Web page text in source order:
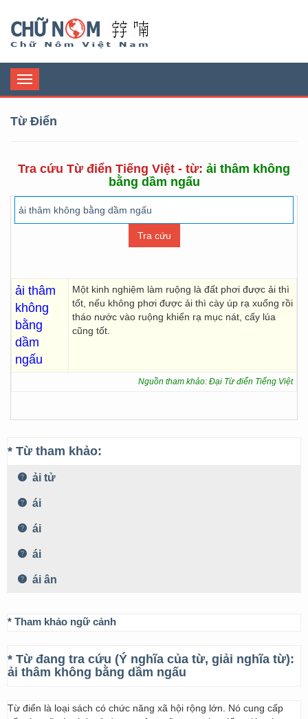
Toggle
navigation
Từ Điển
Tra cứu Từ điển Tiếng Việt - từ: ải thâm không
bằng dầm ngấu
ải thâm
không
bằng
dầm
ngấu
Một kinh nghiệm làm ruộng là đất phơi được ải thì
tốt, nếu không phơi được ải thì cày úp rạ xuống rồi
tháo nước vào ruộng khiến rạ mục nát, cấy lúa
cũng tốt.
Nguồn tham khảo: Đại Từ điển Tiếng Việt
* Từ tham khảo:
ải tử
ái
ái
ái
ái ân
* Tham khảo ngữ cảnh
* Từ đang tra cứu (Ý nghĩa của từ, giải nghĩa từ):
ải thâm không bằng dầm ngấu
Từ điển là loại sách có chức năng xã hội rộng lớn. Nó cung cấp